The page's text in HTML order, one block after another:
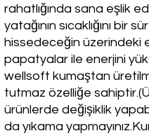
rahatlığında sana eşlik
yatağının sıcaklığını bir
hissedeceğin üzerindeki
papatyalar ile enerjini
wellsoft kumaştan
tutmaz özelliğe
ürünlerde değişiklik
da yıkama